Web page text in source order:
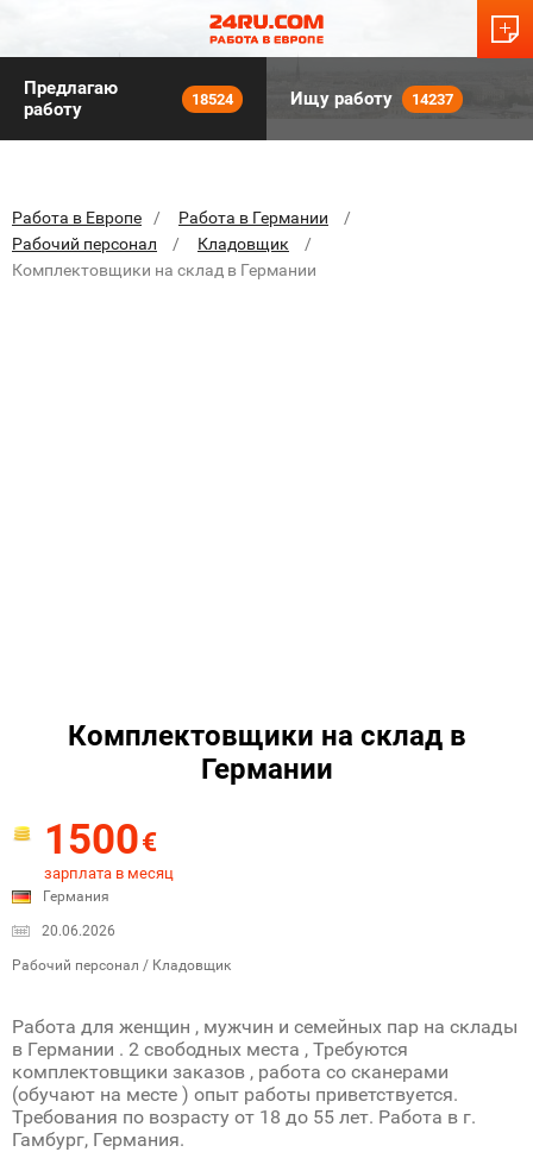
Предлагаю
работу
18524 Ищу работу 14237
Работа в Европе
Работа в Германии
Рабочий персонал
Кладовщик
Комплектовщики на склад в Германии
Комплектовщики на склад в
Германии
1500€
зарплата в месяц
Германия
20.06.2026
Рабочий персонал / Кладовщик
Работа для женщин , мужчин и семейных пар на склады
в Германии . 2 свободных места , Требуются
комплектовщики заказов , работа со сканерами
(обучают на месте ) опыт работы приветствуется.
Требования по возрасту от 18 до 55 лет. Работа в г.
Гамбург, Германия.